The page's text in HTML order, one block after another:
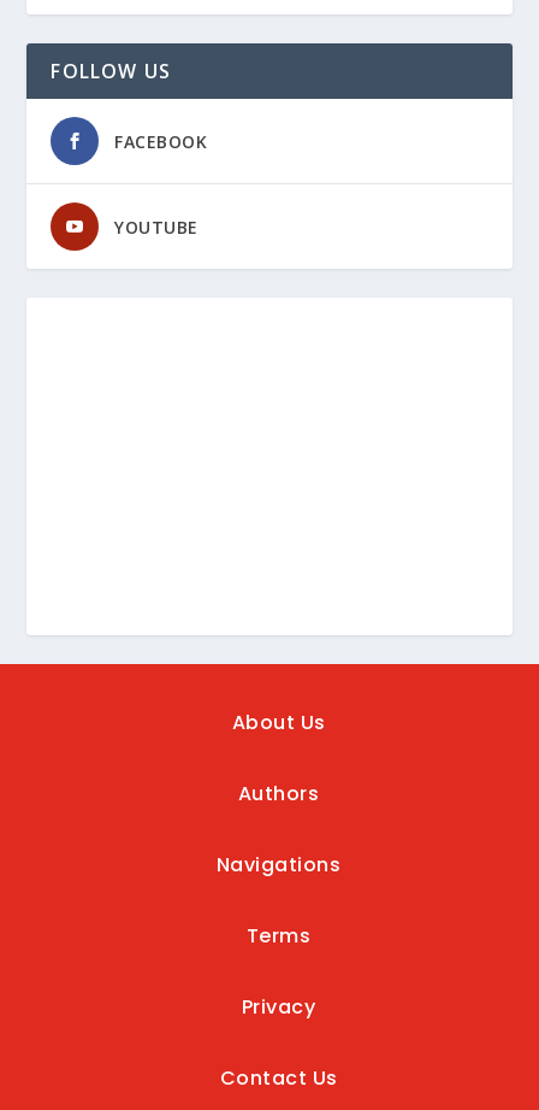
FOLLOW US
FACEBOOK
YOUTUBE
About Us
Authors
Navigations
Terms
Privacy
Contact Us